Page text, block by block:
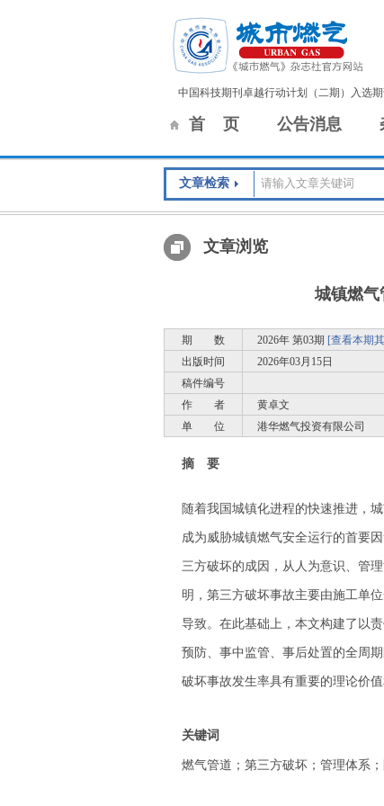
中国科技期刊卓越行动计划（二期）入选
首 页 公告消息
文章检索
文章浏览
城镇燃气
期 数 2026年 第03期 [查看本期
出版时间
2026年03月15日
稿件编号
作 者
黄卓文
单 位
港华燃气投资有限公司
摘 要
随着我国城镇化进程的快速推进，
成为威胁城镇燃气安全运行的首要
三方破坏的成因，从人为意识、管
明，第三方破坏事故主要由施工单
导致。在此基础上，本文构建了以
预防、事中监管、事后处置的全周
破坏事故发生率具有重要的理论价值
关键词
燃气管道；第三方破坏；管理体系